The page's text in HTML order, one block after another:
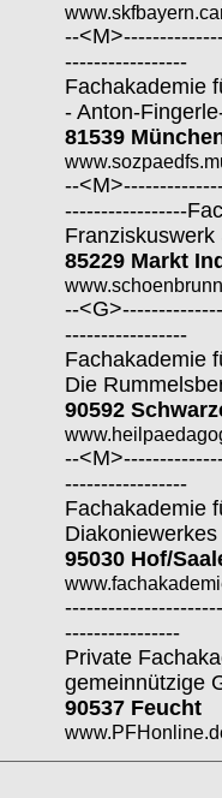
--
-----------------
Fachakademie
- Anton-
81539
--
-----------------
Franziskuswerk
85229 Markt
--
-----------------
Fachakademie
Die
90592
--
-----------------
Fachakademie
95030 Hof/
----------------
Private
gemeinnützige
90537 Feucht